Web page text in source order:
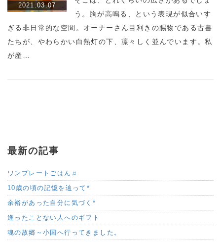
2021.03.07
う。胸が高鳴る、という表現が似合いす
ぎる非日常的な空間。オーナーさん目利きの賜物である古書
たちが、やわらかい白熱灯の下、凛々しく並んでいます。私
が産…
最新の記事
ワンプレートごはん♬
10歳の頃の記憶を辿って*
余裕があった自分に気づく*
逢ったことない人へのギフト
魂の故郷～小国へ行ってきました。